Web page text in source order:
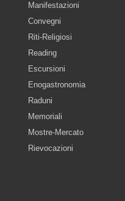
Manifestazioni
Convegni
Riti-Religiosi
Reading
Escursioni
Enogastronomia
Raduni
Memoriali
Mostre-Mercato
Rievocazioni